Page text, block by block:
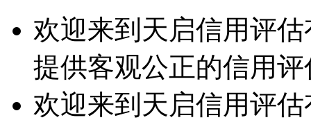
欢迎来到天启信用评
提供客观公正的信用
欢迎来到天启信用评